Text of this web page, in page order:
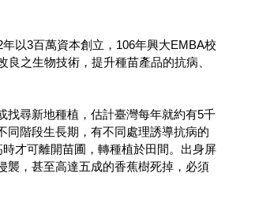
以3百萬資本創立，106年興大EMBA校
之生物技術，提升種苗產品的抗病、
找尋新地種植，估計臺灣每年就約有5千
同階段生長期，有不同處理誘導抗病的
才可離開苗圃，轉種植於田間。出身屏
襲，甚至高達五成的香蕉樹死掉，必須